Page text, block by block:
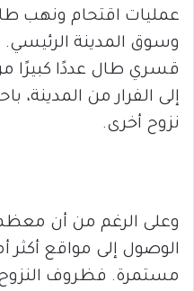
عمليات اقتحام ونهب
وسوق المدينة
قسري طال عددًا كبيرًا
إلى الفرار من المدينة،
نزوح أخرى.
وعلى الرغم من أن
الوصول إلى مواقع أكثر
مستمرة. فظروف